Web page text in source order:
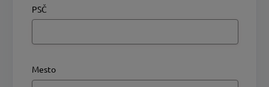
PSČ
Mesto